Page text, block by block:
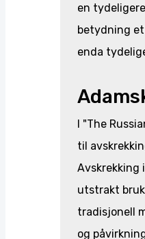
en
betydning
enda
I "The
til
Avskrekking
utstrakt
tradisjonell
og